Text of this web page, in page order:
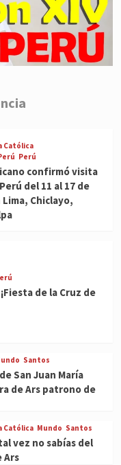
Católica
Perú
confirmó visita
del 11 al 17 de
Chiclayo,
de la Cruz de
Santos
San Juan María
de Ars patrono de
Católica Mundo Santos
vez no sabías del
Ars